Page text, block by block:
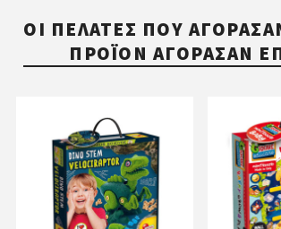
ΟΙ ΠΕΛΆΤΕΣ ΠΟΥ
ΠΡΟΪΌΝ ΑΓΌΡΑΣΑΝ